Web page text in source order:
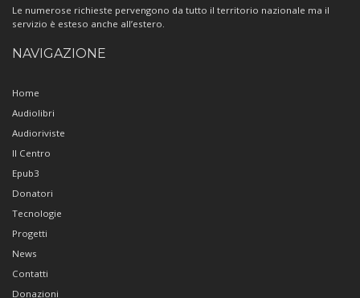
Le numerose richieste pervengono da tutto il territorio nazionale ma il
servizio è esteso anche all’estero.
NAVIGAZIONE
Home
Audiolibri
Audioriviste
Il Centro
Epub3
Donatori
Tecnologie
Progetti
News
Contatti
Donazioni